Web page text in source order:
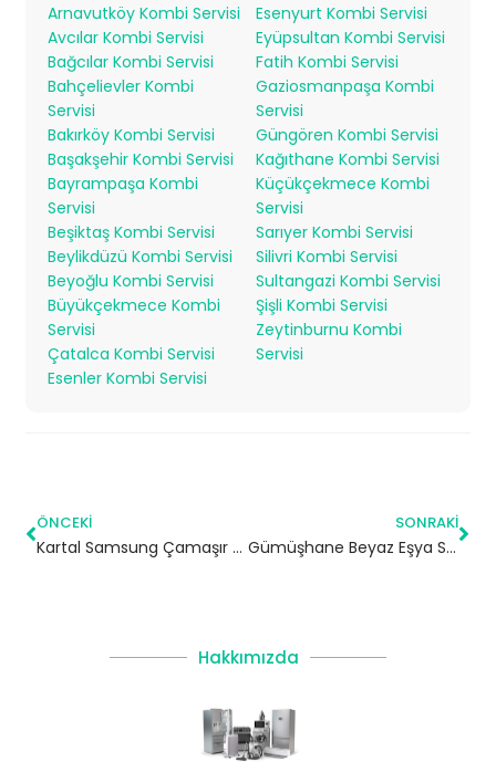
Arnavutköy Kombi Servisi
Avcılar Kombi Servisi
Bağcılar Kombi Servisi
Bahçelievler Kombi
Servisi
Bakırköy Kombi Servisi
Başakşehir Kombi Servisi
Bayrampaşa Kombi
Servisi
Beşiktaş Kombi Servisi
Beylikdüzü Kombi Servisi
Beyoğlu Kombi Servisi
Büyükçekmece Kombi
Servisi
Çatalca Kombi Servisi
Esenler Kombi Servisi
Esenyurt Kombi Servisi
Eyüpsultan Kombi Servisi
Fatih Kombi Servisi
Gaziosmanpaşa Kombi
Servisi
Güngören Kombi Servisi
Kağıthane Kombi Servisi
Küçükçekmece Kombi
Servisi
Sarıyer Kombi Servisi
Silivri Kombi Servisi
Sultangazi Kombi Servisi
Şişli Kombi Servisi
Zeytinburnu Kombi
Servisi
ÖNCEKI
Kartal Samsung Çamaşır Makinesi Servisi
SONRAKI
Gümüşhane Beyaz Eşya Servisi
Hakkımızda